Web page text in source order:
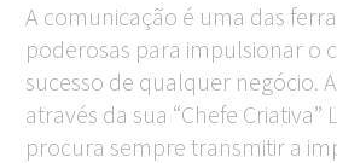
A comunicação é uma das
poderosas para impulsionar o
sucesso de qualquer negócio.
através da sua “Chefe Criativa”
procura sempre transmitir a